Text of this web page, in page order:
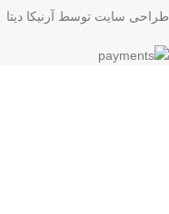
طراحی سایت توسط آرنیکا دیتا